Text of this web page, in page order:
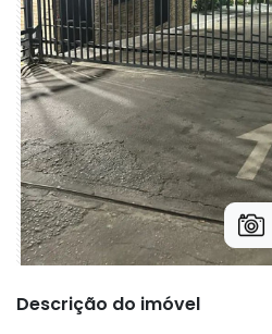
Descrição do imóvel